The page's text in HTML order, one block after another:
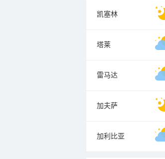
凯塞林
塔莱
雷马达
加夫萨
加利比亚